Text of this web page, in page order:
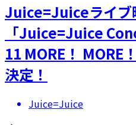
Juice=Juiceライブ
「Juice=Juice
11 MORE！ MORE
決定！
Juice=Juice